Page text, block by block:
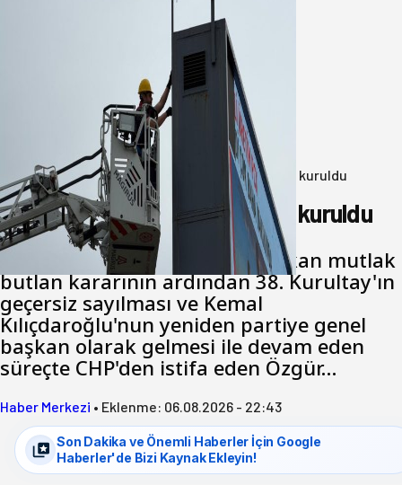
Büyükşehir Çevresel İzleme Ağını
Bandırma ile Güçlendirdi
05 Ağustos 2026
Anasayfa/Genel/ Yeni Parti Bandırma Teşkilatı kuruldu
Yeni Parti Bandırma Teşkilatı kuruldu
Cumhuriyet Halk Partisi için çıkan mutlak
butlan kararının ardından 38. Kurultay'ın
geçersiz sayılması ve Kemal
Kılıçdaroğlu'nun yeniden partiye genel
başkan olarak gelmesi ile devam eden
süreçte CHP'den istifa eden Özgür…
Haber Merkezi • Eklenme: 06.08.2026 - 22:43
Son Dakika ve Önemli Haberler İçin Google
Haberler'de Bizi Kaynak Ekleyin!